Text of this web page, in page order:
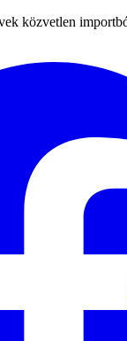
közvetlen